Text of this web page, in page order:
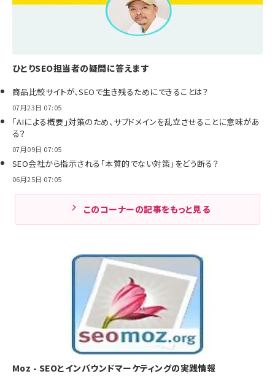
ひとりSEO担当者の疑問に答えます
商品比較サイトが、SEOで生き残るためにできることは？
07月23日 07:05
「AIによる概要」対策のため、サブドメインを乱立させることに意味があ
る？
07月09日 07:05
SEO会社から指示される「本質的でない対策」をどう断る？
06月25日 07:05
このコーナーの記事をもっと見る
Moz - SEOとインバウンドマーケティングの実践情報